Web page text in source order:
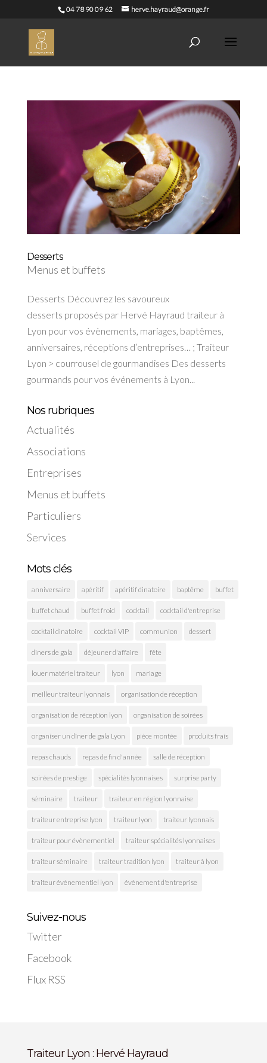
04 78 90 09 62 herve.hayraud@orange.fr
Desserts
Menus et buffets
Desserts Découvrez les savoureux
desserts proposés par Hervé Hayraud traiteur à
Lyon pour vos évènements, mariages, baptêmes,
anniversaires, réceptions d’entreprises… ; Traiteur
Lyon > courrousel de gourmandises Des desserts
gourmands pour vos événements à Lyon...
Nos rubriques
Actualités
Associations
Entreprises
Menus et buffets
Particuliers
Services
Mots clés
anniversaire apéritif apéritif dinatoire baptême buffet
buffet chaud buffet froid cocktail cocktail d'entreprise
cocktail dinatoire cocktail VIP communion dessert
diners de gala déjeuner d'affaire fête
louer matériel traiteur lyon mariage
meilleur traiteur lyonnais organisation de réception
organisation de réception lyon organisation de soirées
organiser un dîner de gala Lyon pièce montée produits frais
repas chauds repas de fin d'année salle de réception
soirées de prestige spécialités lyonnaises surprise party
séminaire traiteur traiteur en région lyonnaise
traiteur entreprise lyon traiteur lyon traiteur lyonnais
traiteur pour évènementiel traiteur spécialités lyonnaises
traiteur séminaire traiteur tradition lyon traiteur à lyon
traiteur événementiel lyon évènement d'entreprise
Suivez-nous
Twitter
Facebook
Flux RSS
Traiteur Lyon : Hervé Hayraud